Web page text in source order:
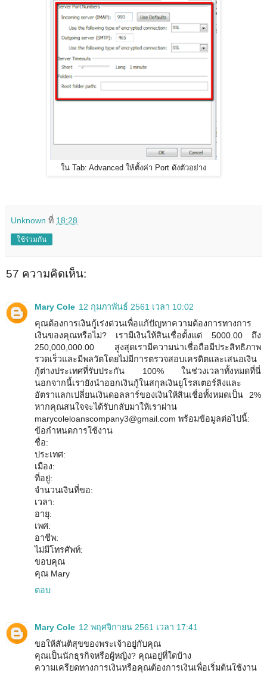
ใน Tab: Advanced ให้ตั้งค่า Port ดังตัวอย่าง
Unknown ที่ 18:28
ใช้ร่วมกัน
57 ความคิดเห็น:
Mary Cole 12 กุมภาพันธ์ 2561 เวลา 10:02
คุณต้องการเงินกู้เร่งด่วนเพื่อแก้ปัญหาความต้องการทางการ
เงินของคุณหรือไม่? เรามีเงินให้สินเชื่อตั้งแต่ 5000.00 ถึง
250,000,000.00 สูงสุดเรามีความน่าเชื่อถือมีประสิทธิภาพ
รวดเร็วและมีพลวัตโดยไม่มีการตรวจสอบเครดิตและเสนอเงิน
กู้ต่างประเทศที่รับประกัน 100% ในช่วงเวลาทั้งหมดที่นี่
นอกจากนี้เรายังนำออกเงินกู้ในสกุลเงินยูโรสเตอร์ลิงและ
อัตราแลกเปลี่ยนเงินดอลลาร์ของเงินให้สินเชื่อทั้งหมดเป็น 2%
หากคุณสนใจจะได้รับกลับมาให้เราผ่าน
marycoleloanscompany3@gmail.com พร้อมข้อมูลต่อไปนี้:
ข้อกำหนดการใช้งาน
ชื่อ:
ประเทศ:
เมือง:
ที่อยู่:
จำนวนเงินที่ขอ:
เวลา:
อายุ:
เพศ:
อาชีพ:
ไม่มีโทรศัพท์:
ขอบคุณ
คุณ Mary
ตอบ
Mary Cole 12 พฤศจิกายน 2561 เวลา 17:41
ขอให้สันติสุขของพระเจ้าอยู่กับคุณ
คุณเป็นนักธุรกิจหรือผู้หญิง? คุณอยู่ที่ใดบ้าง
ความเครียดทางการเงินหรือคุณต้องการเงินเพื่อเริ่มต้นใช้งาน